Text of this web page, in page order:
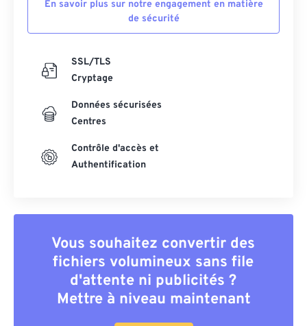
En savoir plus sur notre engagement en matière
de sécurité
SSL/TLS
Cryptage
Données sécurisées
Centres
Contrôle d'accès et
Authentification
Vous souhaitez convertir des
fichiers volumineux sans file
d'attente ni publicités ?
Mettre à niveau maintenant